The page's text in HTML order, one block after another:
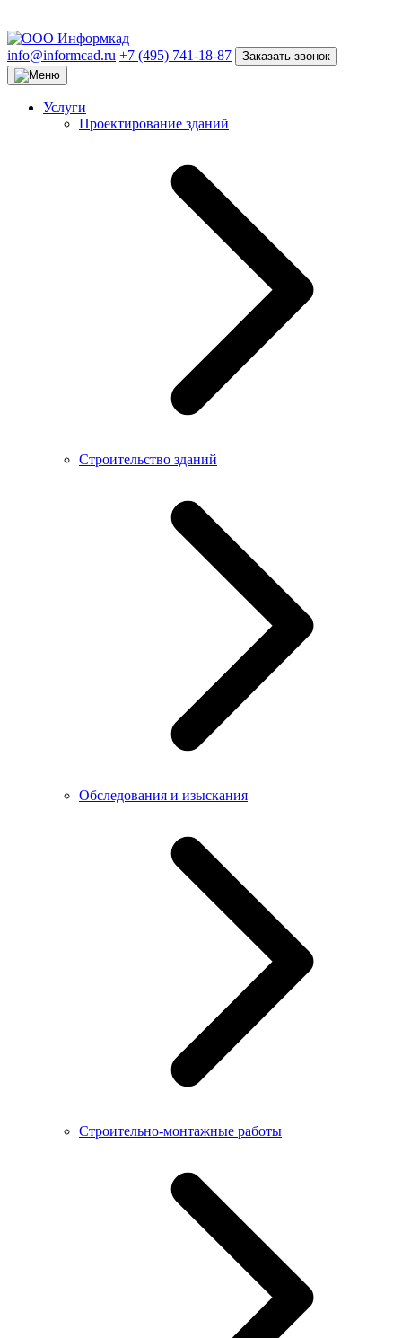
info@informcad.ru +7 (495) 741-18-87 Заказать звонок
Услуги
Проектирование зданий
Строительство зданий
Обследования и изыскания
Строительно-монтажные работы